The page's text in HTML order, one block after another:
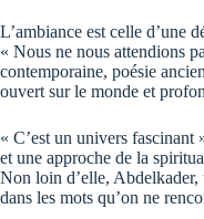
L’ambiance est celle d’une
« Nous ne nous attendions
contemporaine, poésie
ouvert sur le monde et
« C’est un univers fascinant
et une approche de la
Non loin d’elle, Abdelkader,
dans les mots qu’on ne